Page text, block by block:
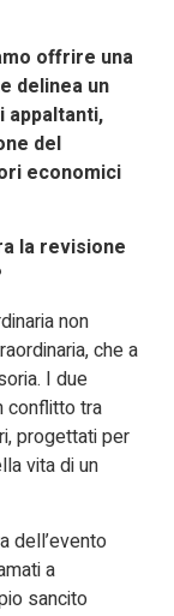
offrire una
delinea un
del
economici
la revisione
non
che a
I due
conflitto tra
progettati per
vita di un
dell’evento
a
sancito